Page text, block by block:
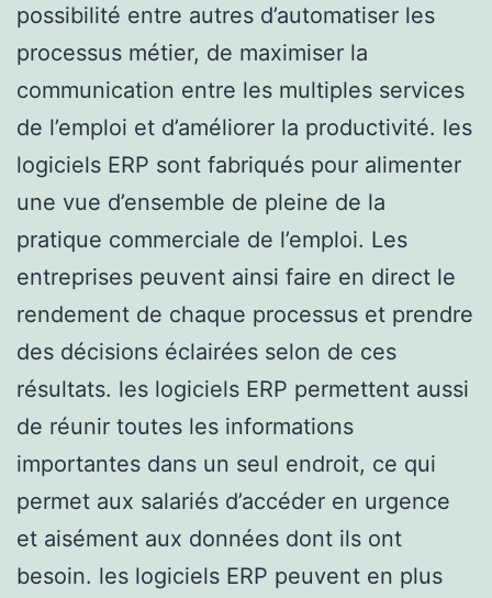
possibilité entre autres d’automatiser les
processus métier, de maximiser la
communication entre les multiples services
de l’emploi et d’améliorer la productivité. les
logiciels ERP sont fabriqués pour alimenter
une vue d’ensemble de pleine de la
pratique commerciale de l’emploi. Les
entreprises peuvent ainsi faire en direct le
rendement de chaque processus et prendre
des décisions éclairées selon de ces
résultats. les logiciels ERP permettent aussi
de réunir toutes les informations
importantes dans un seul endroit, ce qui
permet aux salariés d’accéder en urgence
et aisément aux données dont ils ont
besoin. les logiciels ERP peuvent en plus